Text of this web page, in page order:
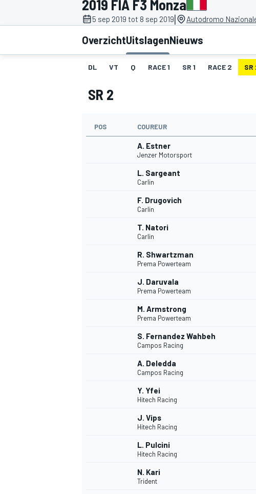
2019 FIA F3 Monza
5 sep 2019 tot 8 sep 2019| Autodromo
OverzichtUitslagenNieuws
DL VT Q RACE 1 SR 1 RACE 2 SR
SR 2
POS COUREUR
A. Estner
Jenzer Motorsport
L. Sargeant
Carlin
F. Drugovich
Carlin
T. Natori
Carlin
R. Shwartzman
Prema Powerteam
J. Daruvala
Prema Powerteam
M. Armstrong
Prema Powerteam
S. Fernandez Wahbeh
Campos Racing
A. Deledda
Campos Racing
Y. Yfei
Hitech Racing
J. Vips
Hitech Racing
L. Pulcini
Hitech Racing
N. Kari
Trident